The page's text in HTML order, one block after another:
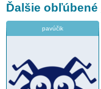
Ďalšie obľúbené
pavúčik